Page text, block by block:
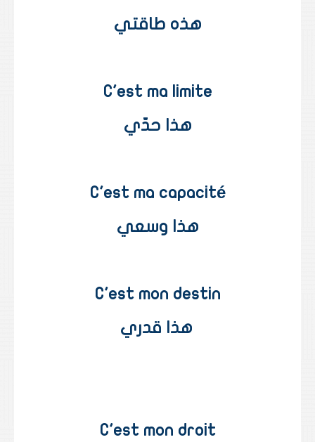
هذه طاقتي
C'est ma limite
هذا حدّي
C'est ma capacité
هذا وسعي
C'est mon destin
هذا قدري
C'est mon droit